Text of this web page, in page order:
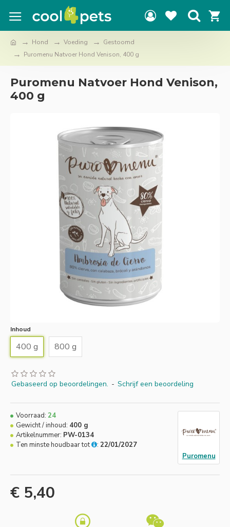
Hond Voeding
Gestoomd
Puromenu Natvoer Hond Venison, 400 g
Puromenu Natvoer Hond Venison,
400 g
Inhoud
400 g 800 g
Gebaseerd op beoordelingen. - Schrijf een beoordeling
€ 5,40
Voorraad: 24
Gewicht / inhoud: 400 g
Artikelnummer: PW-0134
Ten minste houdbaar tot
: 22/01/2027
Puromenu